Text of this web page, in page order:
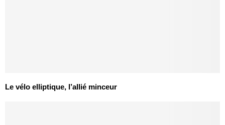
Le vélo elliptique, l’allié minceur